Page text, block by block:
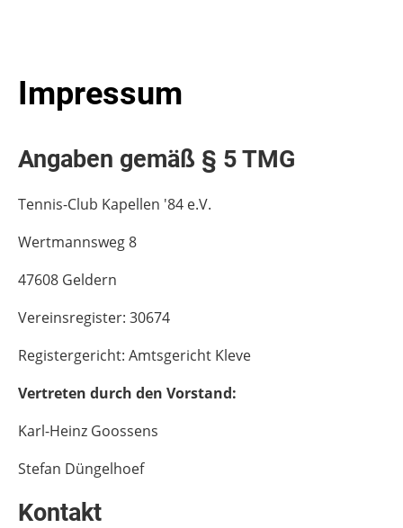
Impressum
Angaben gemäß § 5 TMG
Tennis-Club Kapellen '84 e.V.
Wertmannsweg 8
47608 Geldern
Vereinsregister: 30674
Registergericht: Amtsgericht Kleve
Vertreten durch den Vorstand:
Karl-Heinz Goossens
Stefan Düngelhoef
Kontakt